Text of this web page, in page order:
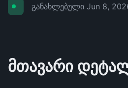
განახლებული Jun 8,
მთავარი